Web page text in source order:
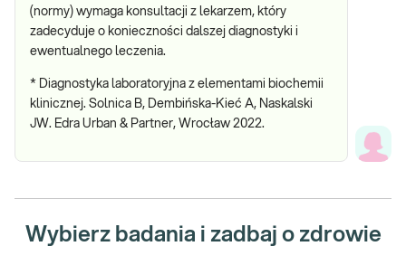
(normy) wymaga konsultacji z lekarzem, który
zadecyduje o konieczności dalszej diagnostyki i
ewentualnego leczenia.
* Diagnostyka laboratoryjna z elementami biochemii
klinicznej. Solnica B, Dembińska-Kieć A, Naskalski
JW. Edra Urban & Partner, Wrocław 2022.
Wybierz badania i zadbaj o zdrowie